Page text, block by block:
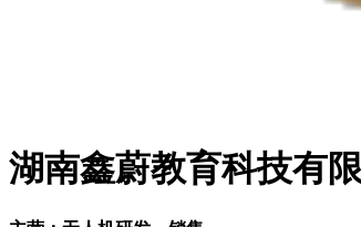
湖南鑫蔚教育科技有